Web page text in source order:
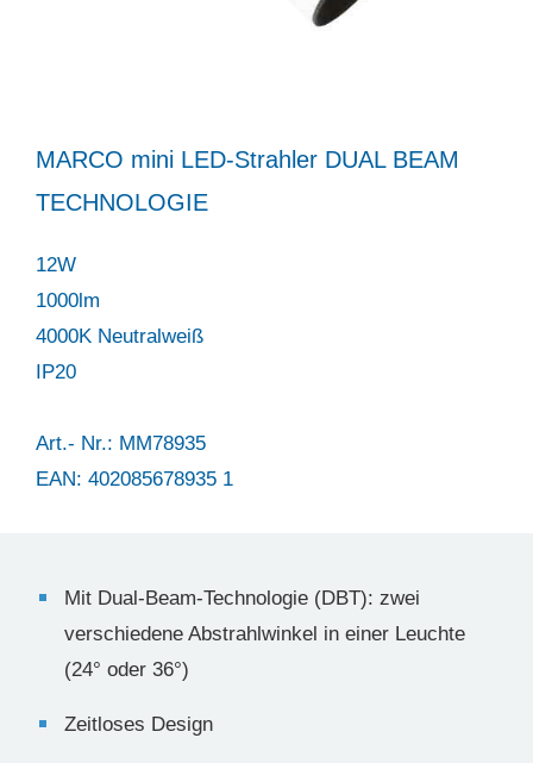
MARCO mini LED-Strahler DUAL BEAM
TECHNOLOGIE
12W
1000lm
4000K Neutralweiß
IP20
Art.- Nr.: MM78935
EAN: 402085678935 1
Mit Dual-Beam-Technologie (DBT): zwei
verschiedene Abstrahlwinkel in einer Leuchte
(24° oder 36°)
Zeitloses Design